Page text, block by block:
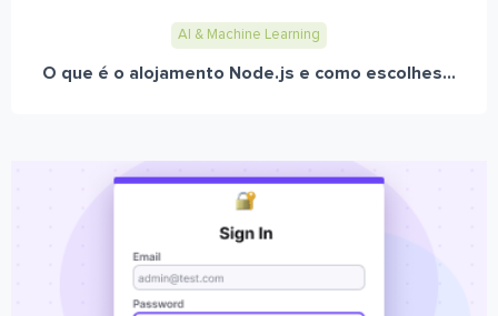
AI & Machine Learning
O que é o alojamento Node.js e como escolhes...